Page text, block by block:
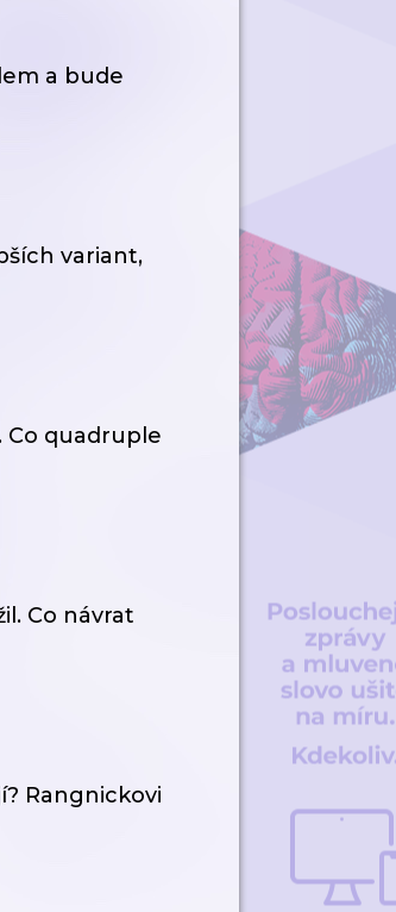
a bude
variant,
Co quadruple
Co návrat
Rangnickovi